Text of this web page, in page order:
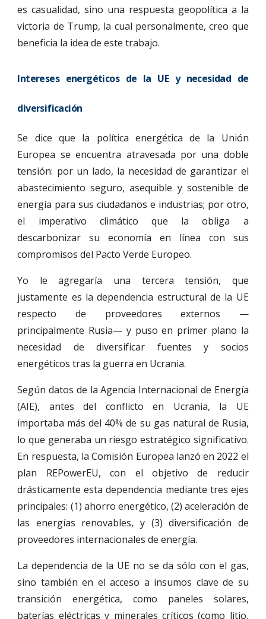
es casualidad, sino una respuesta geopolítica a la
victoria de Trump, la cual personalmente, creo que
beneficia la idea de este trabajo.
Intereses energéticos de la UE y necesidad de
diversificación
Se dice que la política energética de la Unión
Europea se encuentra atravesada por una doble
tensión: por un lado, la necesidad de garantizar el
abastecimiento seguro, asequible y sostenible de
energía para sus ciudadanos e industrias; por otro,
el imperativo climático que la obliga a
descarbonizar su economía en línea con sus
compromisos del Pacto Verde Europeo.
Yo le agregaría una tercera tensión, que
justamente es la dependencia estructural de la UE
respecto de proveedores externos —
principalmente Rusia— y puso en primer plano la
necesidad de diversificar fuentes y socios
energéticos tras la guerra en Ucrania.
Según datos de la Agencia Internacional de Energía
(AIE), antes del conflicto en Ucrania, la UE
importaba más del 40% de su gas natural de Rusia,
lo que generaba un riesgo estratégico significativo.
En respuesta, la Comisión Europea lanzó en 2022 el
plan REPowerEU, con el objetivo de reducir
drásticamente esta dependencia mediante tres ejes
principales: (1) ahorro energético, (2) aceleración de
las energías renovables, y (3) diversificación de
proveedores internacionales de energía.
La dependencia de la UE no se da sólo con el gas,
sino también en el acceso a insumos clave de su
transición energética, como paneles solares,
baterías eléctricas y minerales críticos (como litio,